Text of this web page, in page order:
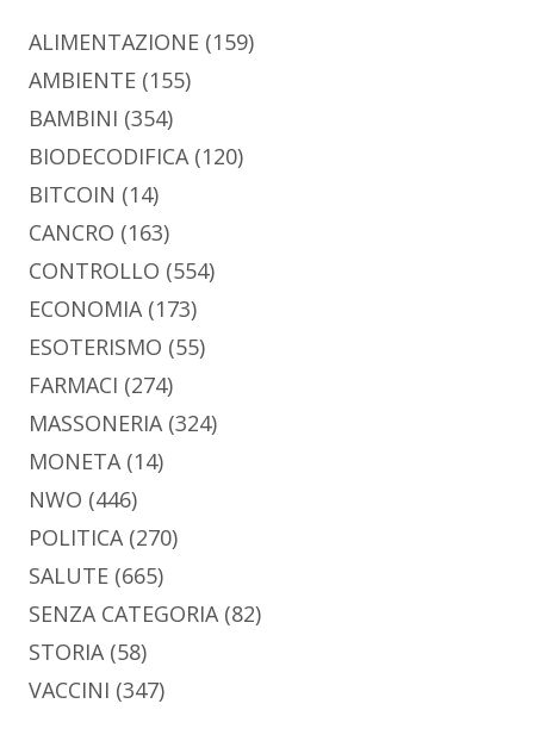
ALIMENTAZIONE (159)
AMBIENTE (155)
BAMBINI (354)
BIODECODIFICA(120)
BITCOIN (14)
CANCRO (163)
CONTROLLO (554)
ECONOMIA(173)
ESOTERISMO (55)
FARMACI (274)
MASSONERIA(324)
MONETA(14)
NWO (446)
POLITICA(270)
SALUTE (665)
SENZA CATEGORIA(82)
STORIA(58)
VACCINI (347)